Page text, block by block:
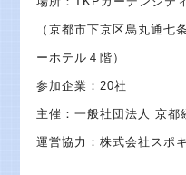
（京都市下京区烏丸通七
ーホテル４階）
参加企業：20社
主催：一般社団法人 京都
運営協力：株式会社スポ